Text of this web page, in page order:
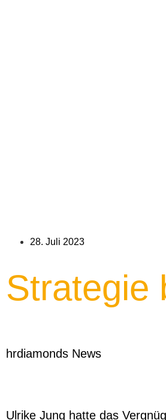
28. Juli 2023
Strategie
hrdiamonds News
Ulrike Jung hatte das